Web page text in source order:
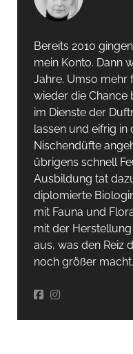
Bereits 2010
mein Konto. Dann
Jahre. Umso mehr
wieder die Chance
im Dienste der
lassen und eifrig in
Nischendüfte
übrigens schnell
Ausbildung tat
diplomierte
mit Fauna und
mit der
aus, was den Reiz
noch größer macht.